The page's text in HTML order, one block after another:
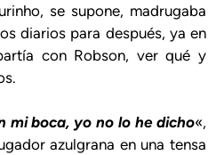
se supone, madrugaba
diarios para después, ya en
con Robson, ver qué y
mi boca, yo no lo he dicho«,
azulgrana en una tensa